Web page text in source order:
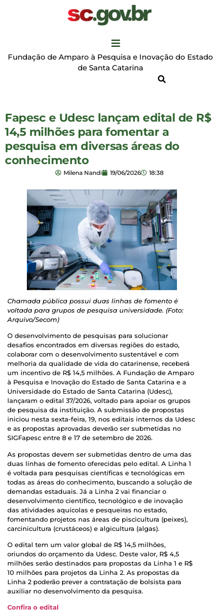
Fundação de Amparo à Pesquisa e Inovação do Estado
de Santa Catarina
Fapesc e Udesc lançam edital de R$
14,5 milhões para fomentar a
pesquisa em diversas áreas do
conhecimento
Milena Nandi 19/06/2026 18:38
Chamada pública possui duas linhas de fomento é
voltada para grupos de pesquisa universidade. (Foto:
Arquivo/Secom)
O desenvolvimento de pesquisas para solucionar
desafios encontrados em diversas regiões do estado,
colaborar com o desenvolvimento sustentável e com
melhoria da qualidade de vida do catarinense, receberá
um incentivo de R$ 14,5 milhões. A Fundação de Amparo
à Pesquisa e Inovação do Estado de Santa Catarina e a
Universidade do Estado de Santa Catarina (Udesc),
lançaram o edital 37/2026, voltado para apoiar os grupos
de pesquisa da instituição. A submissão de propostas
iniciou nesta sexta-feira, 19, nos editais internos da Udesc
e as propostas aprovadas deverão ser submetidas no
SIGFapesc entre 8 e 17 de setembro de 2026.
As propostas devem ser submetidas dentro de uma das
duas linhas de fomento oferecidas pelo edital. A Linha 1
é voltada para pesquisas científicas e tecnológicas em
todas as áreas do conhecimento, buscando a solução de
demandas estaduais. Já a Linha 2 vai financiar o
desenvolvimento científico, tecnológico e de inovação
das atividades aquícolas e pesqueiras no estado,
fomentando projetos nas áreas de piscicultura (peixes),
carcinicultura (crustáceos) e algicultura (algas).
O edital tem um valor global de R$ 14,5 milhões,
oriundos do orçamento da Udesc. Deste valor, R$ 4,5
milhões serão destinados para propostas da Linha 1 e R$
10 milhões para projetos da Linha 2. As propostas da
Linha 2 poderão prever a contratação de bolsista para
auxiliar no desenvolvimento da pesquisa.
Confira o edital